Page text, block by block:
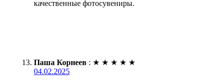
качественные фотосувениры.
Паша Корнеев : ★ ★ ★ ★ ★
04.02.2025